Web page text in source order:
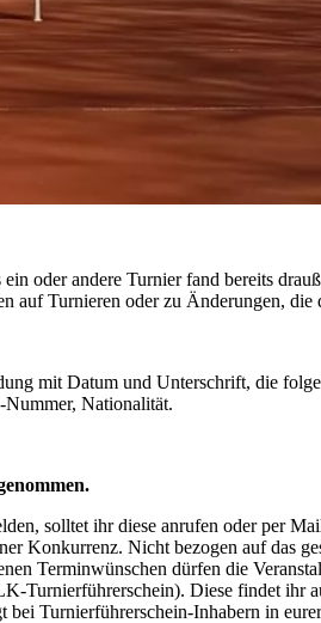
oder andere Turnier fand bereits
Turnieren oder zu Änderungen,
mit Datum und Unterschrift, die
Nationalität.
solltet ihr diese anrufen oder per
Konkurrenz. Nicht bezogen auf das
Terminwünschen dürfen die
Diese findet ihr
Turnierführerschein-Inhabern in